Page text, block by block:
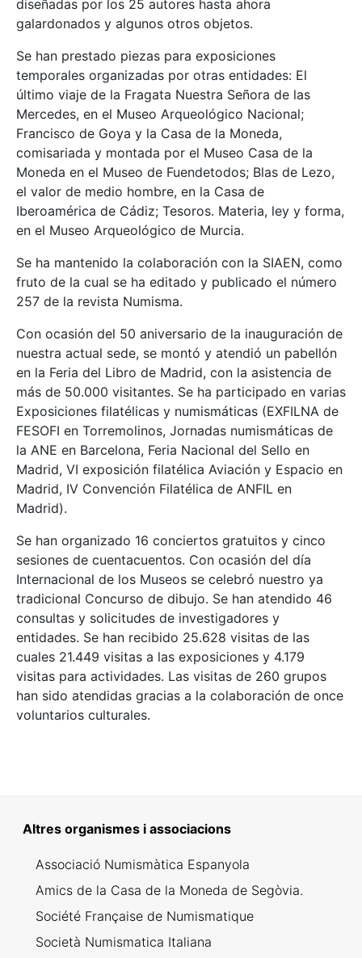
diseñadas por los 25 autores hasta ahora
galardonados y algunos otros objetos.
Se han prestado piezas para exposiciones
temporales organizadas por otras entidades: El
último viaje de la Fragata Nuestra Señora de las
Mercedes, en el Museo Arqueológico Nacional;
Francisco de Goya y la Casa de la Moneda,
comisariada y montada por el Museo Casa de la
Moneda en el Museo de Fuendetodos; Blas de Lezo,
el valor de medio hombre, en la Casa de
Iberoamérica de Cádiz; Tesoros. Materia, ley y forma,
en el Museo Arqueológico de Murcia.
Se ha mantenido la colaboración con la SIAEN, como
fruto de la cual se ha editado y publicado el número
257 de la revista Numisma.
Con ocasión del 50 aniversario de la inauguración de
nuestra actual sede, se montó y atendió un pabellón
en la Feria del Libro de Madrid, con la asistencia de
más de 50.000 visitantes. Se ha participado en varias
Exposiciones filatélicas y numismáticas (EXFILNA de
FESOFI en Torremolinos, Jornadas numismáticas de
la ANE en Barcelona, Feria Nacional del Sello en
Madrid, VI exposición filatélica Aviación y Espacio en
Madrid, IV Convención Filatélica de ANFIL en
Madrid).
Se han organizado 16 conciertos gratuitos y cinco
sesiones de cuentacuentos. Con ocasión del día
Internacional de los Museos se celebró nuestro ya
tradicional Concurso de dibujo. Se han atendido 46
consultas y solicitudes de investigadores y
entidades. Se han recibido 25.628 visitas de las
cuales 21.449 visitas a las exposiciones y 4.179
visitas para actividades. Las visitas de 260 grupos
han sido atendidas gracias a la colaboración de once
voluntarios culturales.
Altres organismes i associacions
Associació Numismàtica Espanyola
Amics de la Casa de la Moneda de Segòvia.
Société Française de Numismatique
Società Numismatica Italiana